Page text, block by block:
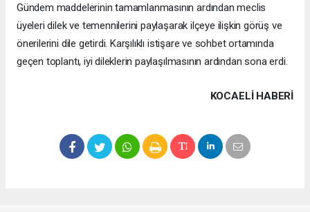
Gündem maddelerinin tamamlanmasının ardından meclis
üyeleri dilek ve temennilerini paylaşarak ilçeye ilişkin görüş ve
önerilerini dile getirdi. Karşılıklı istişare ve sohbet ortamında
geçen toplantı, iyi dileklerin paylaşılmasının ardından sona erdi.
KOCAELI HABERİ